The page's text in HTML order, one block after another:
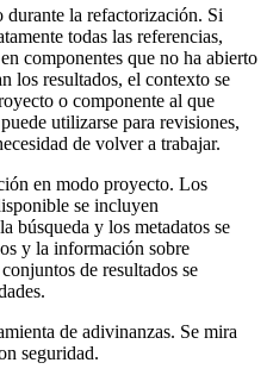
durante la refactorización. Si
todas las referencias,
componentes que no ha abierto
los resultados, el contexto se
o componente al que
utilizarse para revisiones,
de volver a trabajar.
en modo proyecto. Los
se incluyen
búsqueda y los metadatos se
y la información sobre
de resultados se
de adivinanzas. Se mira
seguridad.